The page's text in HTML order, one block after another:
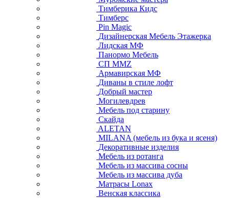
Тимберика Кидс
Тимберс
Pin Magic
Дизайнерская Мебель Этажерка
Лидская МФ
Панормо Мебель
СП ММZ
Армавирская МФ
Диваны в стиле лофт
Добрый мастер
Могилевдрев
Мебель под старину
Скайда
ALETAN
MILANA (мебель из бука и ясеня)
Декоративные изделия
Мебель из ротанга
Мебель из массива сосны
Мебель из массива дуба
Матрасы Lonax
Венская классика